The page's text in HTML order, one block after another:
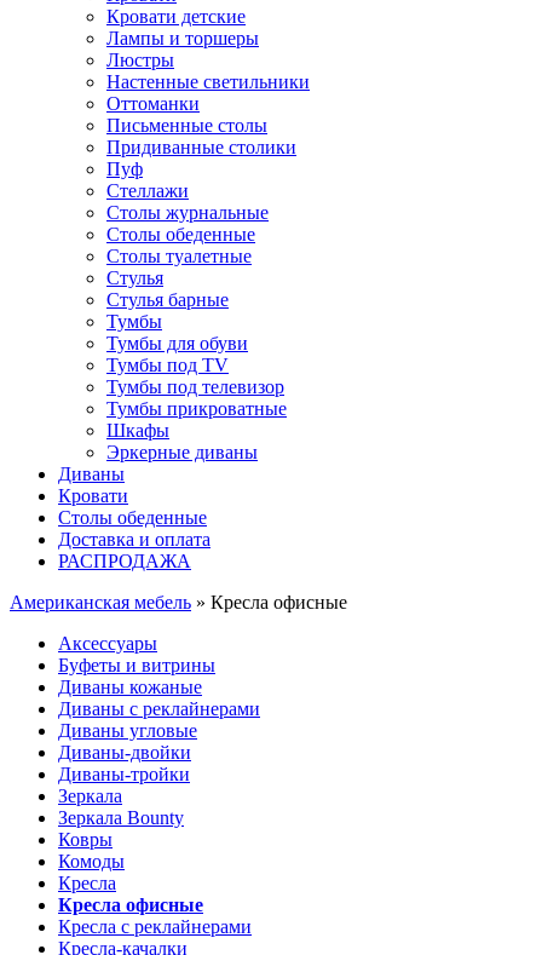
Кровати детские
Лампы и торшеры
Люстры
Настенные светильники
Оттоманки
Письменные столы
Придиванные столики
Пуф
Стеллажи
Столы журнальные
Столы обеденные
Столы туалетные
Стулья
Стулья барные
Тумбы
Тумбы для обуви
Тумбы под TV
Тумбы под телевизор
Тумбы прикроватные
Шкафы
Эркерные диваны
Диваны
Кровати
Столы обеденные
Доставка и оплата
РАСПРОДАЖА
Американская мебель » Кресла офисные
Аксессуары
Буфеты и витрины
Диваны кожаные
Диваны с реклайнерами
Диваны угловые
Диваны-двойки
Диваны-тройки
Зеркала
Зеркала Bounty
Ковры
Комоды
Кресла
Кресла офисные
Кресла с реклайнерами
Кресла-качалки